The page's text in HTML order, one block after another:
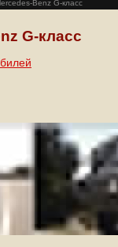
Benz G-класс
G-класс